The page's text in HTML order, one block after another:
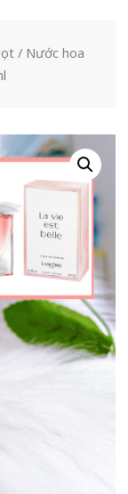
/ Nước hoa